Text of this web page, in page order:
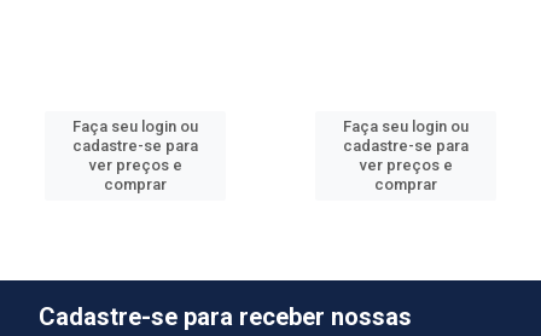
Faça seu login ou
cadastre-se para
ver preços e
comprar
Faça seu login ou
cadastre-se para
ver preços e
comprar
Cadastre-se para receber nossas